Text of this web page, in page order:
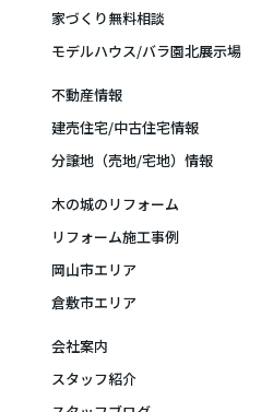
家づくり無料相談
モデルハウス/バラ園北展示場
不動産情報
建売住宅/中古住宅情報
分譲地（売地/宅地）情報
木の城のリフォーム
リフォーム施工事例
岡山市エリア
倉敷市エリア
会社案内
スタッフ紹介